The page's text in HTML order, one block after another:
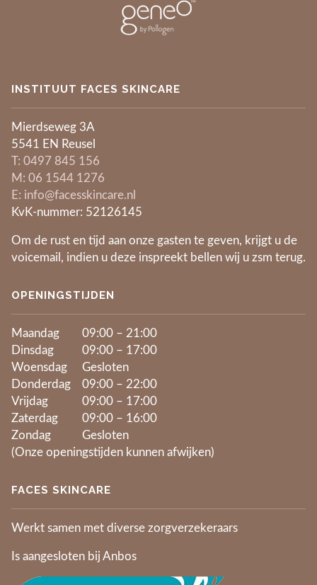
INSTITUUT FACES SKINCARE
Mierdseweg 3A
5541 EN Reusel
​T: 0497 845 156
​M: 06 1544 1276
E: info@facesskincare.nl
KvK-nummer: 52126145
Om de rust en tijd aan onze gasten te geven, krijgt u de
voicemail, indien u deze inspreekt bellen wij u zsm terug.
OPENINGSTIJDEN
Maandag
09:00 – 21:00
Dinsdag
09:00 – 17:00
Woensdag
Gesloten
Donderdag
09:00 – 22:00
Vrijdag
09:00 – 17:00
Zaterdag
09:00 – 16:00
Zondag
Gesloten
(Onze openingstijden kunnen afwijken)
FACES SKINCARE
Werkt samen met diverse zorgverzekeraars
Is aangesloten bij Anbos